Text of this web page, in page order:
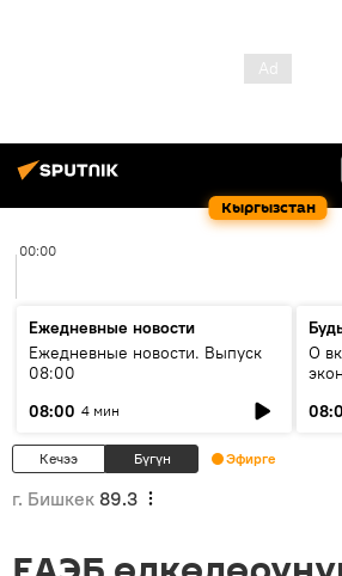
Кыргызстан
00:00
Ежедневные новости
Ежедневные новости. Выпуск
08:00
08:00 4 мин
О
Кечээ Бүгүн Эфирге
г. Бишкек 89.3